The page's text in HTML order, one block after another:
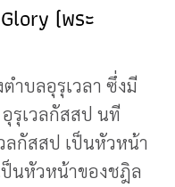
(พระ
ำบลอุรุเวลา ซึ่งมี
รุเวลกัสสป นที
ลกัสสป เป็นหัวหน้า
นหัวหน้าของชฎิล